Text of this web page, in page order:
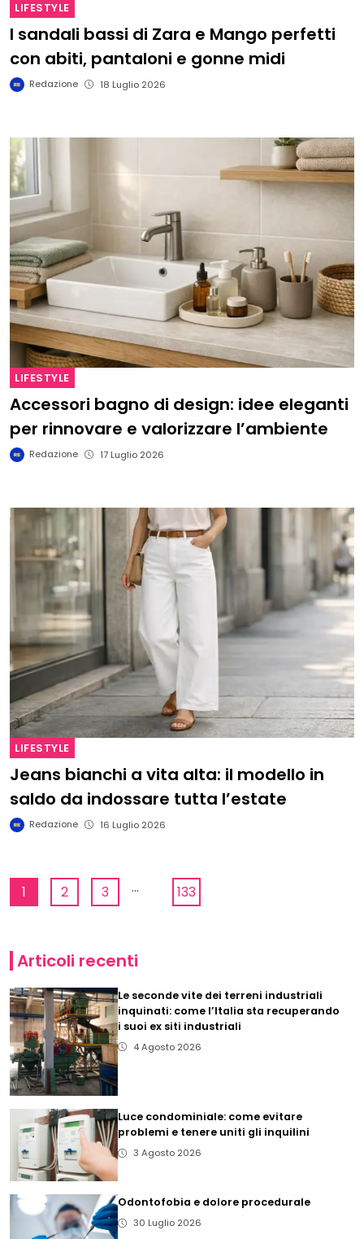
LIFESTYLE
I sandali bassi di Zara e Mango perfetti
con abiti, pantaloni e gonne midi
Redazione 18 Luglio 2026
LIFESTYLE
Accessori bagno di design: idee eleganti
per rinnovare e valorizzare l’ambiente
Redazione 17 Luglio 2026
LIFESTYLE
Jeans bianchi a vita alta: il modello in
saldo da indossare tutta l’estate
Redazione 16 Luglio 2026
1 2 3 ... 133
Articoli recenti
Le seconde vite dei terreni industriali
inquinati: come l’Italia sta recuperando
i suoi ex siti industriali
4 Agosto 2026
Luce condominiale: come evitare
problemi e tenere uniti gli inquilini
3 Agosto 2026
Odontofobia e dolore procedurale
30 Luglio 2026